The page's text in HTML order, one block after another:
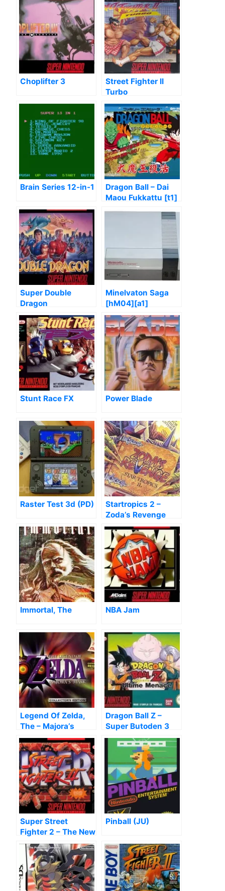
Choplifter 3
Street Fighter II
Turbo
Brain Series 12-in-1
Dragon Ball – Dai
Maou Fukkattu [t1]
Super Double
Dragon
Minelvaton Saga
[hM04][a1]
Stunt Race FX Power Blade
Raster Test 3d (PD)
Startropics 2 –
Zoda’s Revenge
Immortal, The NBA Jam
Legend Of Zelda,
The – Majora’s
Mask
Dragon Ball Z –
Super Butoden 3
Super Street
Fighter 2 – The New
Challengers
Pinball (JU)